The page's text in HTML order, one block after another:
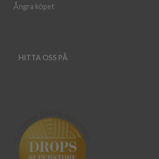
Ångra köpet
HITTA OSS PÅ